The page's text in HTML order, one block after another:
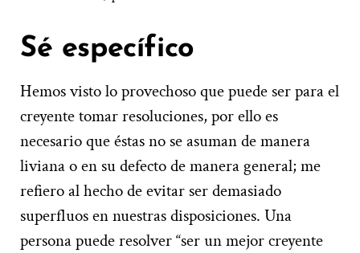
Sé específico
Hemos visto lo provechoso que puede ser para el
creyente tomar resoluciones, por ello es
necesario que éstas no se asuman de manera
liviana o en su defecto de manera general; me
refiero al hecho de evitar ser demasiado
superfluos en nuestras disposiciones. Una
persona puede resolver “ser un mejor creyente